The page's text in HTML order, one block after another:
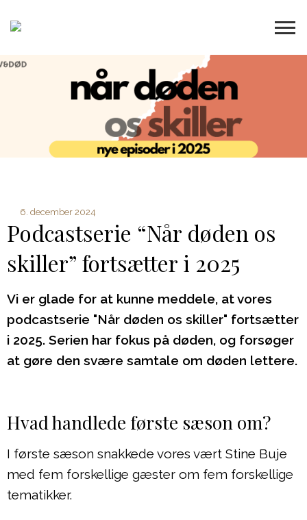
6. december 2024
Podcastserie “Når døden os
skiller” fortsætter i 2025
Vi er glade for at kunne meddele, at vores
podcastserie "Når døden os skiller" fortsætter
i 2025. Serien har fokus på døden, og forsøger
at gøre den svære samtale om døden lettere.
Hvad handlede første sæson om?
I første sæson snakkede vores vært Stine Buje
med fem forskellige gæster om fem forskellige
tematikker.